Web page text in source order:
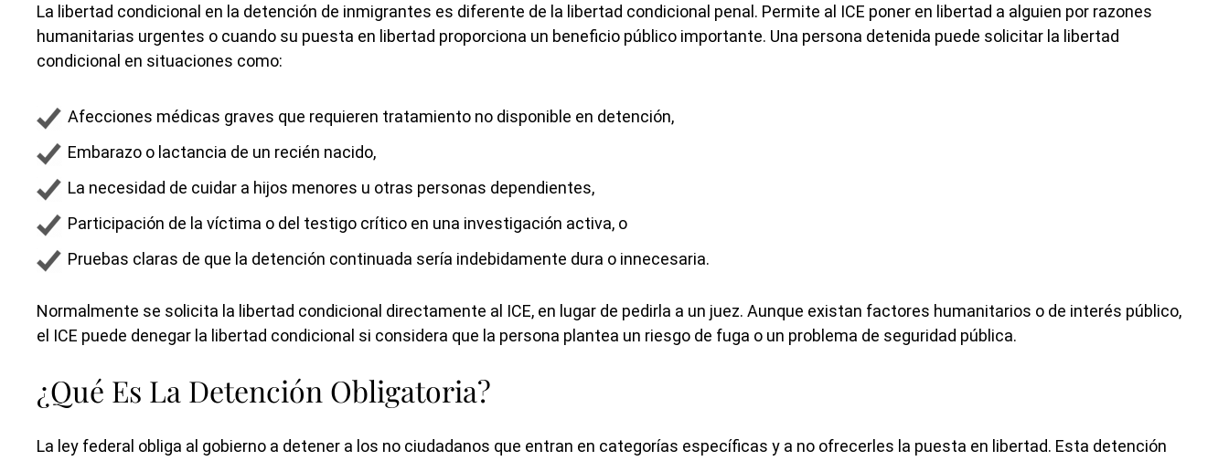
La libertad condicional en la detención de inmigrantes es diferente de la libertad condicional penal. Permite al ICE poner en libertad a alguien por razones
humanitarias urgentes o cuando su puesta en libertad proporciona un beneficio público importante. Una persona detenida puede solicitar la libertad
condicional en situaciones como:
Afecciones médicas graves que requieren tratamiento no disponible en detención,
Embarazo o lactancia de un recién nacido,
La necesidad de cuidar a hijos menores u otras personas dependientes,
Participación de la víctima o del testigo crítico en una investigación activa, o
Pruebas claras de que la detención continuada sería indebidamente dura o innecesaria.
Normalmente se solicita la libertad condicional directamente al ICE, en lugar de pedirla a un juez. Aunque existan factores humanitarios o de interés público,
el ICE puede denegar la libertad condicional si considera que la persona plantea un riesgo de fuga o un problema de seguridad pública.
¿Qué Es La Detención Obligatoria?
La ley federal obliga al gobierno a detener a los no ciudadanos que entran en categorías específicas y a no ofrecerles la puesta en libertad. Esta detención